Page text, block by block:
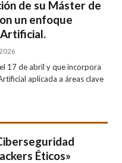
de su Máster de
un enfoque
17 de abril y que incorpora
aplicada a áreas clave
Éticos»